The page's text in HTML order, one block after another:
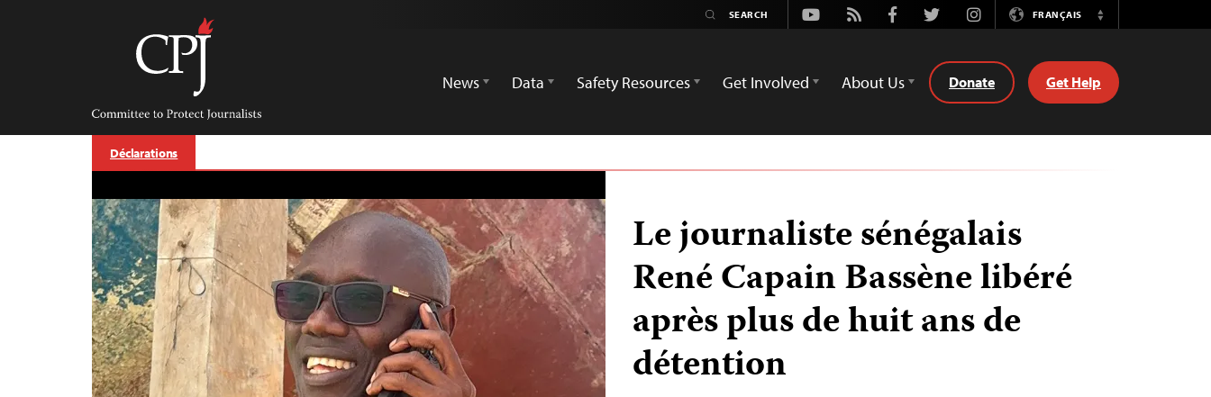
Committee
Protect
Journalists
Youtube
Rss FacebookTwitterInstagramFRANÇAIS
Switch
News
Data Safety Resources Get Involved About Us Donate Get Help
Déclarations
Le journaliste sénégalais
René Capain Bassène libéré
après plus de huit ans de
détention